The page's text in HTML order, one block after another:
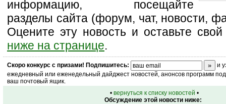
информацию, посещайте
разделы сайта (форум, чат, новости,
Оцените эту новость и оставьте
ниже на странице.
Скоро конкурс с призами! Подпишитесь:
и
ежедневный или еженедельный дайджест новостей, анонсов программ
ваш почтовый ящик.
• вернуться к списку новостей •
Обсуждение этой новости ниже: